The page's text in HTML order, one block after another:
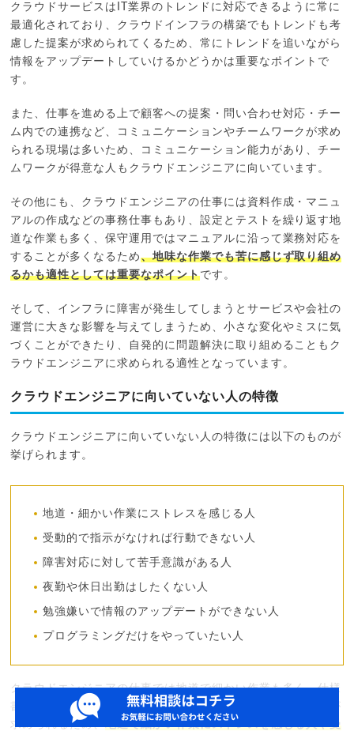
クラウドサービスはIT業界のトレンドに対応できるように常に
最適化されており、クラウドインフラの構築でもトレンドも考
慮した提案が求められてくるため、常にトレンドを追いながら
情報をアップデートしていけるかどうかは重要なポイントで
す。
また、仕事を進める上で顧客への提案・問い合わせ対応・チー
ム内での連携など、コミュニケーションやチームワークが求め
られる現場は多いため、コミュニケーション能力があり、チー
ムワークが得意な人もクラウドエンジニアに向いています。
その他にも、クラウドエンジニアの仕事には資料作成・マニュ
アルの作成などの事務仕事もあり、設定とテストを繰り返す地
道な作業も多く、保守運用ではマニュアルに沿って業務対応を
することが多くなるため、地味な作業でも苦に感じず取り組め
るかも適性としては重要なポイントです。
そして、インフラに障害が発生してしまうとサービスや会社の
運営に大きな影響を与えてしまうため、小さな変化やミスに気
づくことができたり、自発的に問題解決に取り組めることもク
ラウドエンジニアに求められる適性となっています。
クラウドエンジニアに向いていない人の特徴
クラウドエンジニアに向いていない人の特徴には以下のものが
挙げられます。
地道・細かい作業にストレスを感じる人
受動的で指示がなければ行動できない人
障害対応に対して苦手意識がある人
夜勤や休日出勤はしたくない人
勉強嫌いで情報のアップデートができない人
プログラミングだけをやっていたい人
クラウドエンジニアの仕事では地道で細かい作業も多く、仕様
書やマニュアルに沿って業務を進める場合でも自発的な行動が
求められるため、地道で細かい作業にストレスを感じる人や受